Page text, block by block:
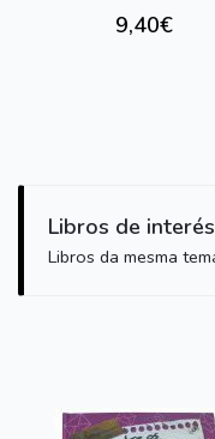
9,40€
Libros de
Libros da mesma